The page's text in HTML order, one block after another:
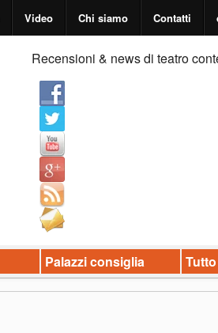
Video Chi siamo Contatti
Recensioni & news di teatro
Palazzi consiglia